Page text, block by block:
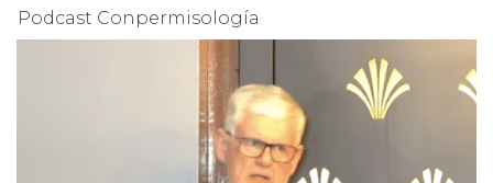
Podcast Conpermisología